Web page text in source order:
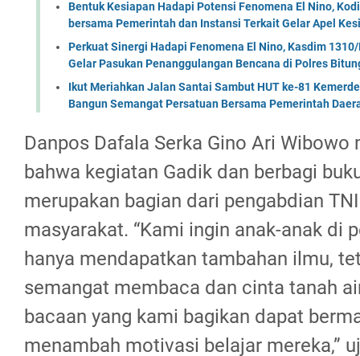
Bentuk Kesiapan Hadapi Potensi Fenomena El Nino,
bersama Pemerintah dan Instansi Terkait Gelar Apel
Perkuat Sinergi Hadapi Fenomena El Nino, Kasdim
Gelar Pasukan Penanggulangan Bencana di Polres
Ikut Meriahkan Jalan Santai Sambut HUT ke-81
Bangun Semangat Persatuan Bersama Pemerintah
Danpos Dafala Serka Gino Ari Wibowo
bahwa kegiatan Gadik dan berbagi
merupakan bagian dari pengabdian
masyarakat. “Kami ingin anak-anak di
hanya mendapatkan tambahan ilmu,
semangat membaca dan cinta tanah
bacaan yang kami bagikan dapat
menambah motivasi belajar mereka,”